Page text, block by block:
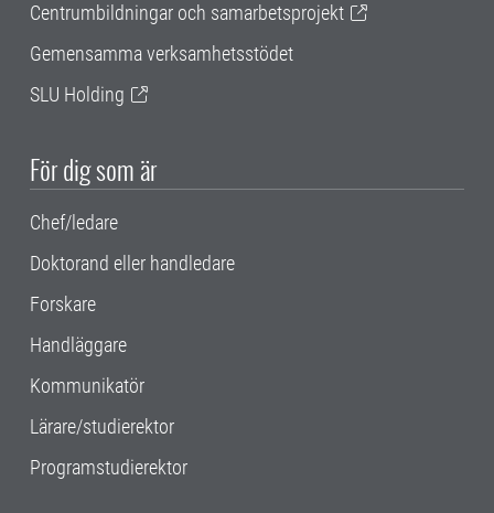
Centrumbildningar och samarbetsprojekt
Gemensamma verksamhetsstödet
SLU Holding
För dig som är
Chef/ledare
Doktorand eller handledare
Forskare
Handläggare
Kommunikatör
Lärare/studierektor
Programstudierektor